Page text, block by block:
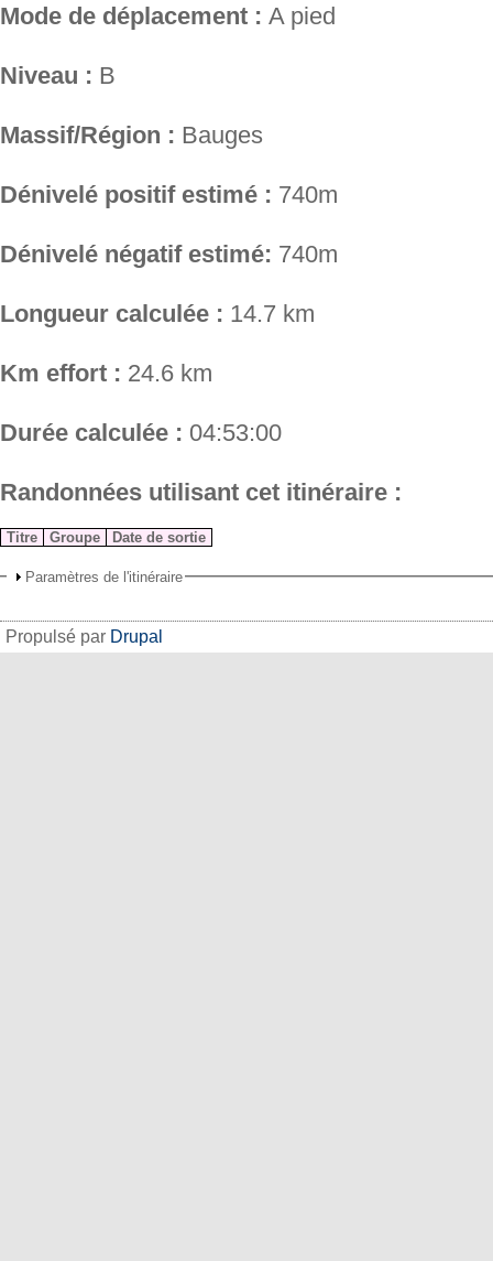
Mode de déplacement : A pied
Niveau : B
Massif/Région : Bauges
Dénivelé positif estimé : 740m
Dénivelé négatif estimé: 740m
Longueur calculée : 14.7 km
Km effort : 24.6 km
Durée calculée : 04:53:00
Randonnées utilisant cet itinéraire :
Titre Groupe Date de sortie
Paramètres de l'itinéraire
Propulsé par Drupal